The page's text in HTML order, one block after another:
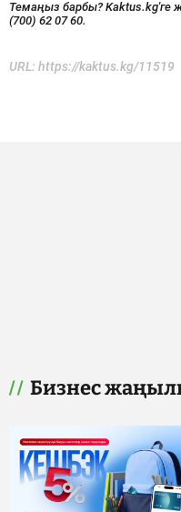
Темаңыз барбы? Kaktus.kg'ге
(700) 62 07 60.
URL: https://kaktus.kg/11519
Бизнес